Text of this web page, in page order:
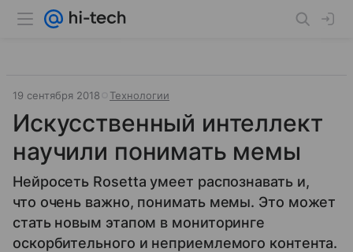
19 сентября 2018 Технологии
Искусственный интеллект
научили понимать мемы
Нейросеть Rosetta умеет распознавать и,
что очень важно, понимать мемы. Это может
стать новым этапом в мониторинге
оскорбительного и неприемлемого контента.